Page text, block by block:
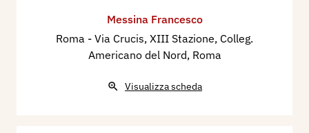
Messina Francesco
Roma - Via Crucis, XIII Stazione, Colleg.
Americano del Nord, Roma
Visualizza scheda